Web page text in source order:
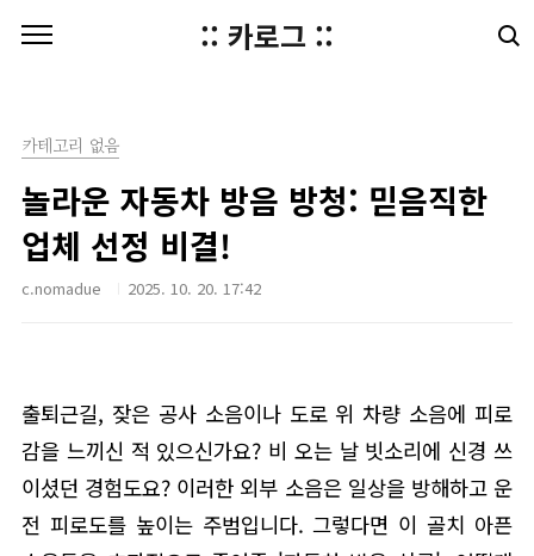
:: 카로그 ::
카테고리 없음
놀라운 자동차 방음 방청: 믿음직한
업체 선정 비결!
c.nomadue 2025. 10. 20. 17:42
출퇴근길, 잦은 공사 소음이나 도로 위 차량 소음에 피로
감을 느끼신 적 있으신가요? 비 오는 날 빗소리에 신경 쓰
이셨던 경험도요? 이러한 외부 소음은 일상을 방해하고 운
전 피로도를 높이는 주범입니다. 그렇다면 이 골치 아픈